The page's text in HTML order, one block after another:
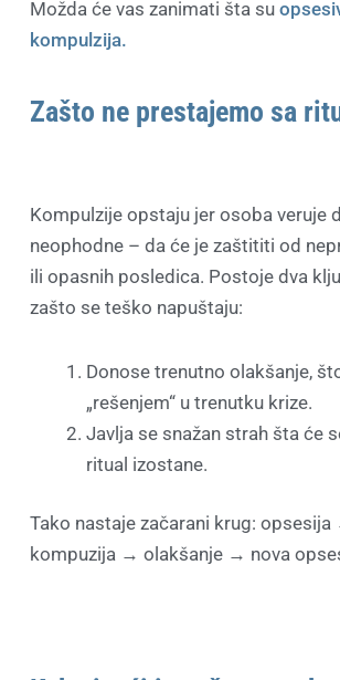
Možda će vas zanimati šta su
kompulzija.
Zašto ne prestajemo sa
Kompulzije opstaju jer osoba veruje
neophodne – da će je zaštititi od
ili opasnih posledica. Postoje dva
zašto se teško napuštaju:
Donose trenutno olakšanje,
„rešenjem“ u trenutku krize.
Javlja se snažan strah šta će
ritual izostane.
Tako nastaje začarani krug:
kompuzija → olakšanje → nova